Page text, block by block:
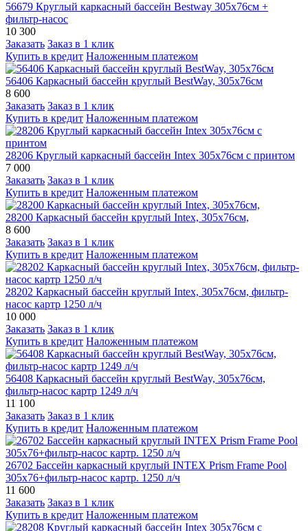
56679 Круглый каркасный бассейн Bestway 305х76см +
фильтр-насос
10 300
Заказать Заказ в 1 клик
Купить в кредит Наложенным платежом
56406 Каркасный бассейн круглый BestWay, 305х76см
8 600
Заказать Заказ в 1 клик
Купить в кредит Наложенным платежом
28206 Круглый каркасный бассейн Intex 305х76см с принтом
7 000
Заказать Заказ в 1 клик
Купить в кредит Наложенным платежом
28200 Каркасный бассейн круглый Intex, 305х76см,
8 600
Заказать Заказ в 1 клик
Купить в кредит Наложенным платежом
28202 Каркасный бассейн круглый Intex, 305х76см, фильтр-
насос картр 1250 л/ч
10 000
Заказать Заказ в 1 клик
Купить в кредит Наложенным платежом
56408 Каркасный бассейн круглый BestWay, 305х76см,
фильтр-насос картр 1249 л/ч
11 100
Заказать Заказ в 1 клик
Купить в кредит Наложенным платежом
26702 Бассейн каркасный круглый INTEX Prism Frame Pool
305х76+фильтр-насос картр. 1250 л/ч
11 600
Заказать Заказ в 1 клик
Купить в кредит Наложенным платежом